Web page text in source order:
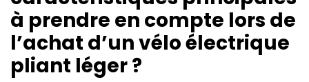
à prendre en compte lors de
l’achat d’un vélo électrique
pliant léger ?